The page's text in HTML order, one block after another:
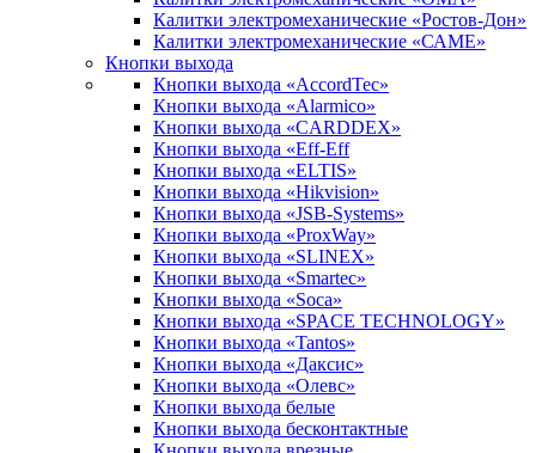
Калитки электромеханические «Ростов-Дон»
Калитки электромеханические «САМЕ»
Кнопки выхода
Кнопки выхода «AccordTec»
Кнопки выхода «Alarmico»
Кнопки выхода «CARDDEX»
Кнопки выхода «Eff-Eff
Кнопки выхода «ELTIS»
Кнопки выхода «Hikvision»
Кнопки выхода «JSB-Systems»
Кнопки выхода «ProxWay»
Кнопки выхода «SLINEX»
Кнопки выхода «Smartec»
Кнопки выхода «Soca»
Кнопки выхода «SPACE TECHNOLOGY»
Кнопки выхода «Tantos»
Кнопки выхода «Даксис»
Кнопки выхода «Олевс»
Кнопки выхода белые
Кнопки выхода бесконтактные